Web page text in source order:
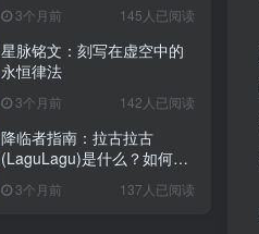
3个月前 145人已阅读
星脉铭文：刻写在虚空中的
永恒律法
3个月前 142人已阅读
降临者指南：拉古拉古
(LaguLagu)是什么？如何参
3个月前 137人已阅读